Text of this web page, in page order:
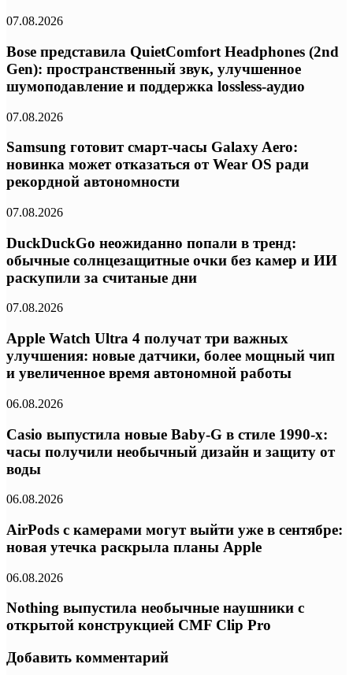
07.08.2026
Bose представила QuietComfort Headphones (2nd
Gen): пространственный звук, улучшенное
шумоподавление и поддержка lossless-аудио
07.08.2026
Samsung готовит смарт-часы Galaxy Aero:
новинка может отказаться от Wear OS ради
рекордной автономности
07.08.2026
DuckDuckGo неожиданно попали в тренд:
обычные солнцезащитные очки без камер и ИИ
раскупили за считаные дни
07.08.2026
Apple Watch Ultra 4 получат три важных
улучшения: новые датчики, более мощный чип
и увеличенное время автономной работы
06.08.2026
Casio выпустила новые Baby-G в стиле 1990-х:
часы получили необычный дизайн и защиту от
воды
06.08.2026
AirPods с камерами могут выйти уже в сентябре:
новая утечка раскрыла планы Apple
06.08.2026
Nothing выпустила необычные наушники с
открытой конструкцией CMF Clip Pro
Добавить комментарий